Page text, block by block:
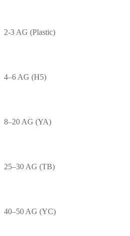
2-3 AG (Plastic)
4–6 AG (H5)
8–20 AG (YA)
25–30 AG (TB)
40–50 AG (YC)